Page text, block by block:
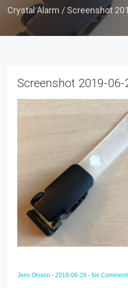
Crystal Alarm / Screenshot
Screenshot 2019-06-
Jens Olsson - 2019-06-28 - No